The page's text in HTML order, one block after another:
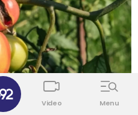
Video Menu